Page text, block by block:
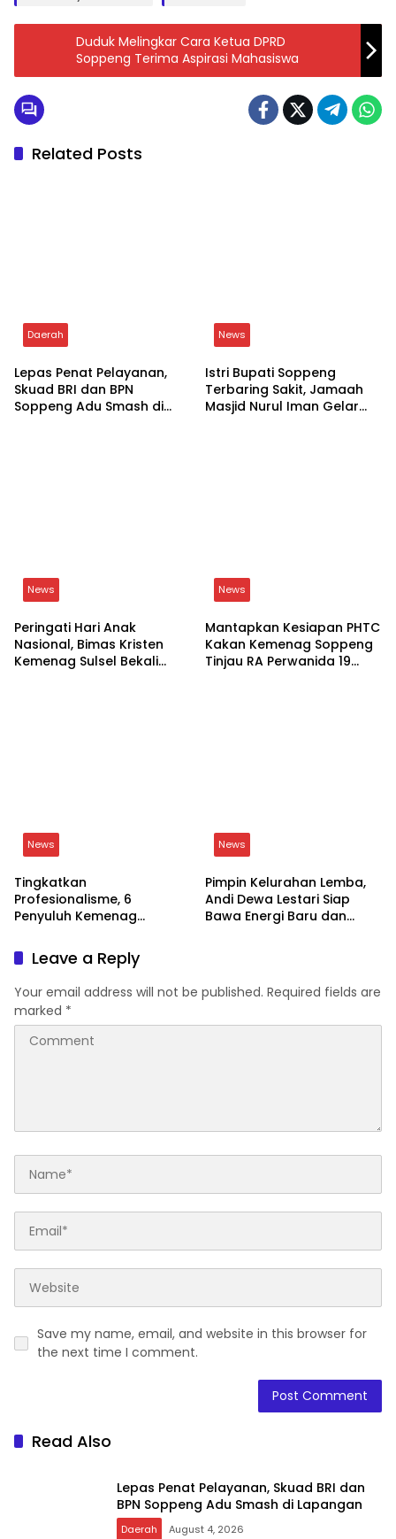
Duduk Melingkar Cara Ketua DPRD
Soppeng Terima Aspirasi Mahasiswa
Related Posts
Daerah
Lepas Penat Pelayanan,
Skuad BRI dan BPN
Soppeng Adu Smash di
News
Istri Bupati Soppeng
Terbaring Sakit, Jamaah
Masjid Nurul Iman Gelar
News
Peringati Hari Anak
Nasional, Bimas Kristen
Kemenag Sulsel Bekali
News
Mantapkan Kesiapan PHTC
Kakan Kemenag Soppeng
Tinjau RA Perwanida 19
News
Tingkatkan
Profesionalisme, 6
Penyuluh Kemenag
Kenaikan Jabatan
News
Pimpin Kelurahan Lemba,
Andi Dewa Lestari Siap
Bawa Energi Baru dan
Leave a Reply
Your email address will not be published. Required fields are
marked *
Save my name, email, and website in this browser for
the next time I comment.
Read Also
Lepas Penat Pelayanan, Skuad BRI dan
BPN Soppeng Adu Smash di Lapangan
Daerah August 4, 2026